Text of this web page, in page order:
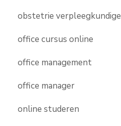
obstetrie verpleegkundige
office cursus online
office management
office manager
online studeren